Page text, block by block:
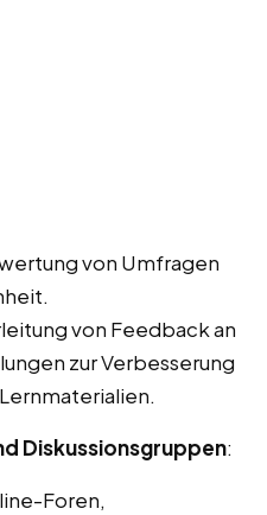
von Umfragen
von Feedback an
zur Verbesserung
Diskussionsgruppen:
Foren,